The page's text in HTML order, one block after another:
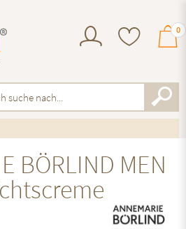
0
BÖRLIND MEN